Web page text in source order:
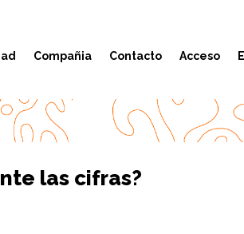
Compañia Contacto Acceso
las cifras?